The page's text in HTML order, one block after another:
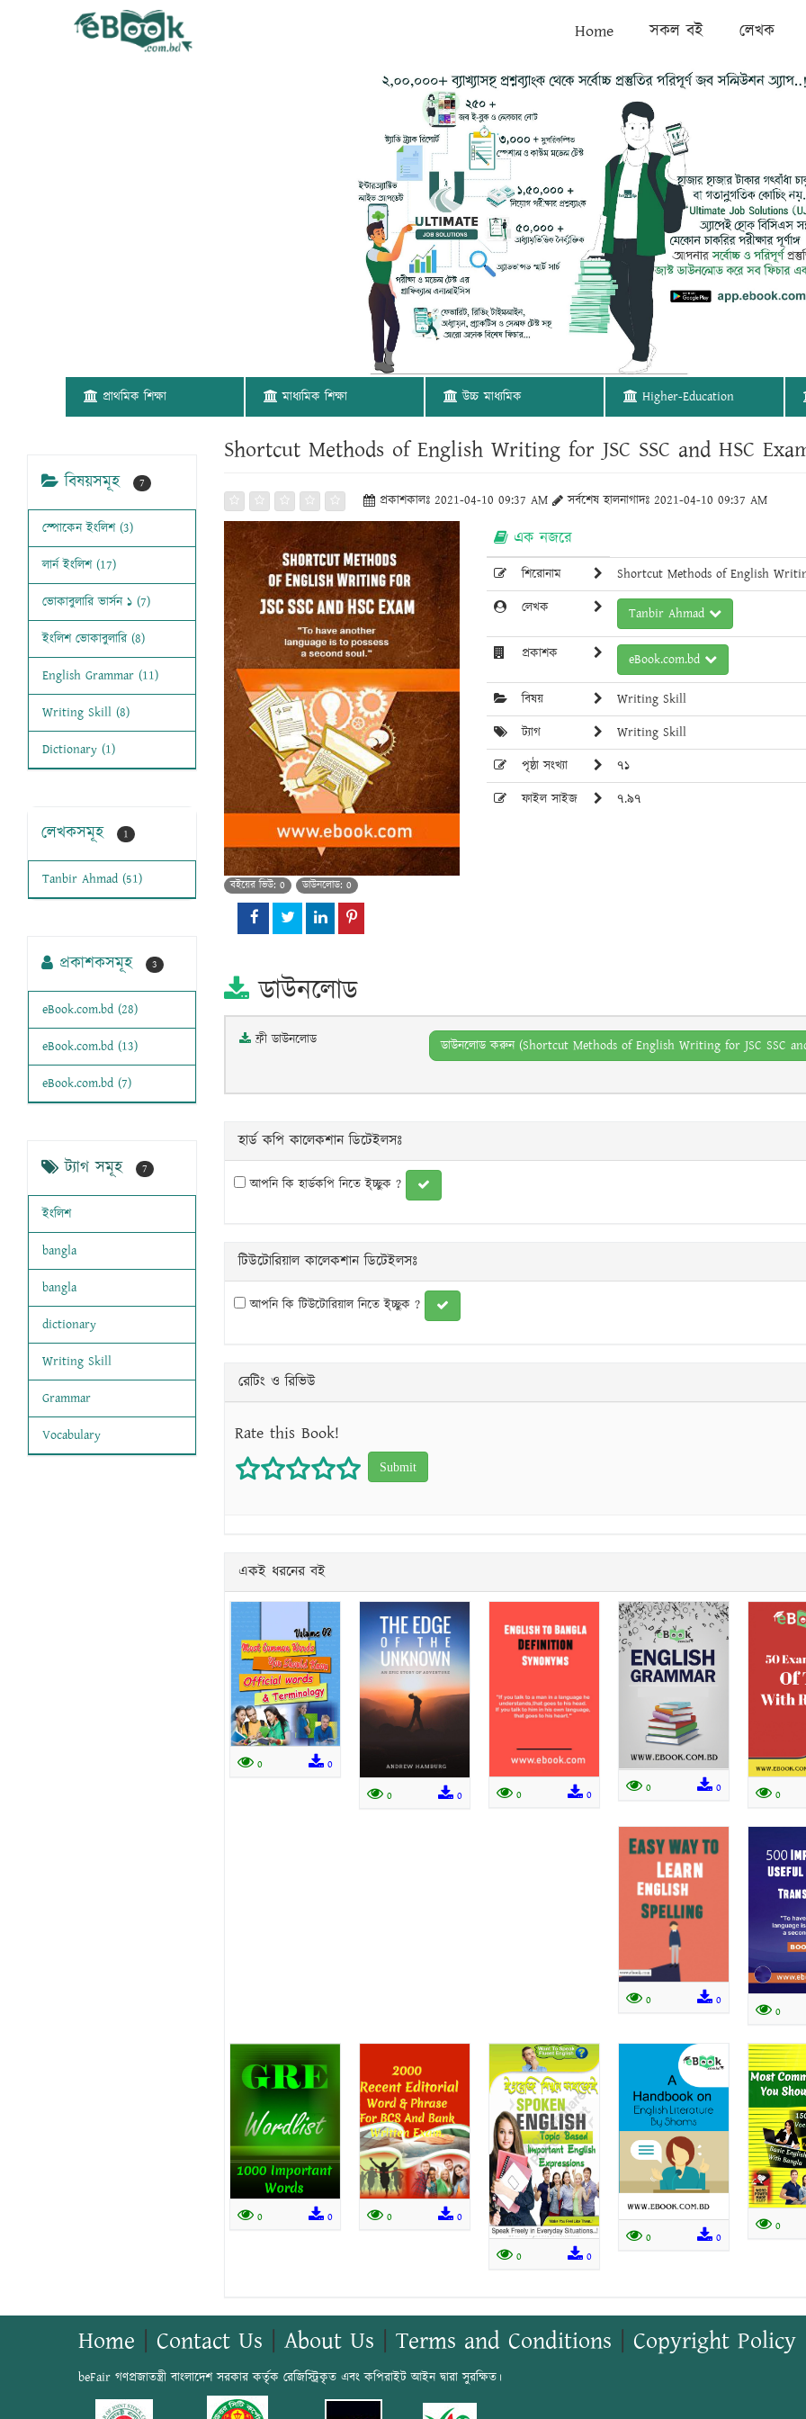
Home সকল বই লেখক
প্রাথমিক শিক্ষা মাধ্যমিক শিক্ষা উচ্চ মাধ্যমিক Higher-Education
Shortcut Methods of English Writing for JSC SSC and HSC
প্রকাশকালঃ 2021-04-10 09:37 AM সর্বশেষ হালনাগাদঃ 2021-04-10 09:37 AM
বইয়ের ভিউ: 0 ডাউনলোড: 0
এক নজরে
শিরোনাম
Shortcut Methods of English
লেখক
Tanbir Ahmad
প্রকাশক eBook.com.bd
বিষয়
Writing Skill
ট্যাগ
Writing Skill
পৃষ্ঠা সংখ্যা
৭১
ফাইল সাইজ
৭.৯৭
ডাউনলোড
ফ্রী ডাউনলোড ডাউনলোড করুন (Shortcut Methods of English Writing for JSC SSC
হার্ড কপি কালেকশান ডিটেইলসঃ
আপনি কি হার্ডকপি নিতে ই্চ্ছুক ?
টিউটোরিয়াল কালেকশান ডিটেইলসঃ
আপনি কি টিউটোরিয়াল নিতে ই্চ্ছুক ?
রেটিং ও রিভিউ
Rate this Book!
5 stars
4 stars
3 stars
2 stars
1 star
একই ধরনের বই
0 0
0 0 0 0
0 0 0
0
0
0
0 0 0 0
0 0
0 0
0
বিষয়সমূহ 7
স্পোকেন ইংলিশ (3)
লার্ন ইংলিশ (17)
ভোকাবুলারি ভার্সন ১ (7)
ইংলিশ ভোকাবুলারি (8)
English Grammar (11)
Writing Skill (8)
Dictionary (1)
লেখকসমূহ 1
Tanbir Ahmad (51)
প্রকাশকসমূহ 3
eBook.com.bd (28)
eBook.com.bd (13)
eBook.com.bd (7)
ট্যাগ সমূহ 7
ইংলিশ
bangla
bangla
dictionary
Writing Skill
Grammar
Vocabulary
Home Contact Us About Us Terms and Conditions Copyright Policy
beFair গণপ্রজাতন্ত্রী বাংলাদেশ সরকার কর্তৃক রেজিস্ট্রিকৃত এবং কপিরাইট আইন দ্বারা সুরক্ষিত।